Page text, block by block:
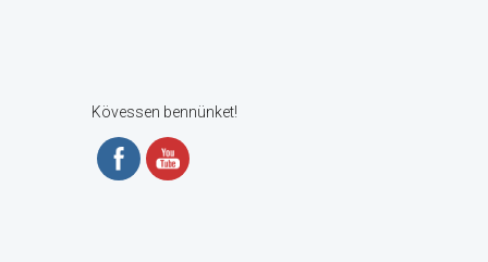
Kövessen bennünket!